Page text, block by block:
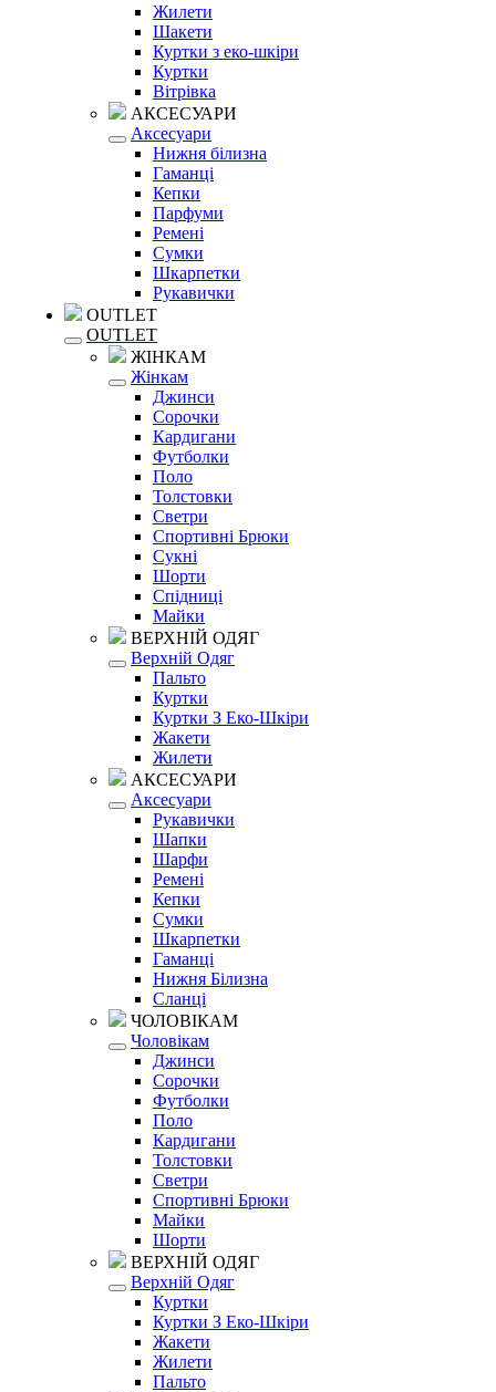
Жилети
Шакети
Куртки з еко-шкіри
Куртки
Вітрівка
АКСЕСУАРИ
Аксесуари
Нижня білизна
Гаманці
Кепки
Парфуми
Ремені
Сумки
Шкарпетки
Рукавички
OUTLET
OUTLET
ЖІНКАМ
Жінкам
Джинси
Сорочки
Кардигани
Футболки
Поло
Толстовки
Светри
Спортивні Брюки
Сукні
Шорти
Спідниці
Майки
ВЕРХНІЙ ОДЯГ
Верхній Одяг
Пальто
Куртки
Куртки З Еко-Шкіри
Жакети
Жилети
АКСЕСУАРИ
Аксесуари
Рукавички
Шапки
Шарфи
Ремені
Кепки
Сумки
Шкарпетки
Гаманці
Нижня Білизна
Сланці
ЧОЛОВІКАМ
Чоловікам
Джинси
Сорочки
Футболки
Поло
Кардигани
Толстовки
Светри
Спортивні Брюки
Майки
Шорти
ВЕРХНІЙ ОДЯГ
Верхній Одяг
Куртки
Куртки З Еко-Шкіри
Жакети
Жилети
Пальто